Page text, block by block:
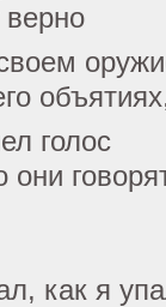
голос
они
как я